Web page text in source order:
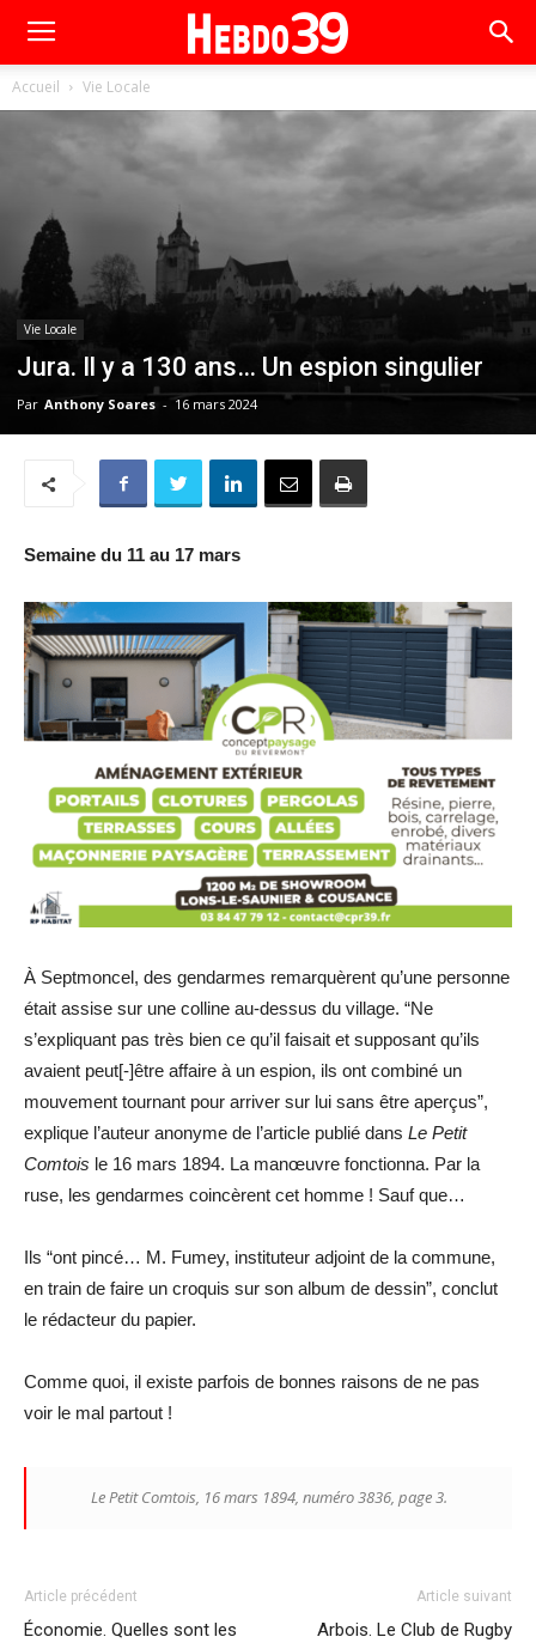
Accueil Vie Locale
Vie Locale
Jura. Il y a 130 ans… Un espion singulier
Par Anthony Soares - 16 mars 2024
Semaine du 11 au 17 mars
À Septmoncel, des gendarmes remarquèrent qu’une personne
était assise sur une colline au-dessus du village. “Ne
s’expliquant pas très bien ce qu’il faisait et supposant qu’ils
avaient peut[-]être affaire à un espion, ils ont combiné un
mouvement tournant pour arriver sur lui sans être aperçus”,
explique l’auteur anonyme de l’article publié dans Le Petit
Comtois le 16 mars 1894. La manœuvre fonctionna. Par la
ruse, les gendarmes coincèrent cet homme ! Sauf que…
Ils “ont pincé… M. Fumey, instituteur adjoint de la commune,
en train de faire un croquis sur son album de dessin”, conclut
le rédacteur du papier.
Comme quoi, il existe parfois de bonnes raisons de ne pas
voir le mal partout !
Le Petit Comtois, 16 mars 1894, numéro 3836, page 3.
Article précédent
Économie. Quelles sont les
Article suivant
Arbois. Le Club de Rugby